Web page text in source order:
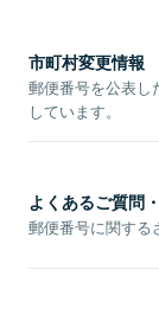
市町村変更情報
郵便番号を公表し
しています。
よくあるご質問
郵便番号に関する